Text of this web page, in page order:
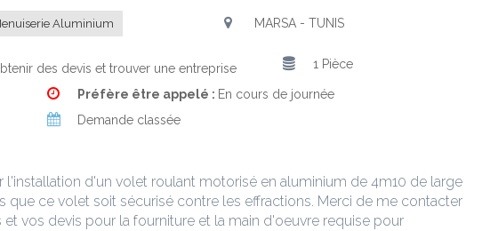
Aluminium MARSA - TUNIS
des devis et trouver une entreprise 1 Pièce
Préfère être appelé : En cours de journée
Demande classée
l'installation d'un volet roulant motorisé en aluminium de 4m10 de large
que ce volet soit sécurisé contre les effractions. Merci de me contacter
vos devis pour la fourniture et la main d'oeuvre requise pour